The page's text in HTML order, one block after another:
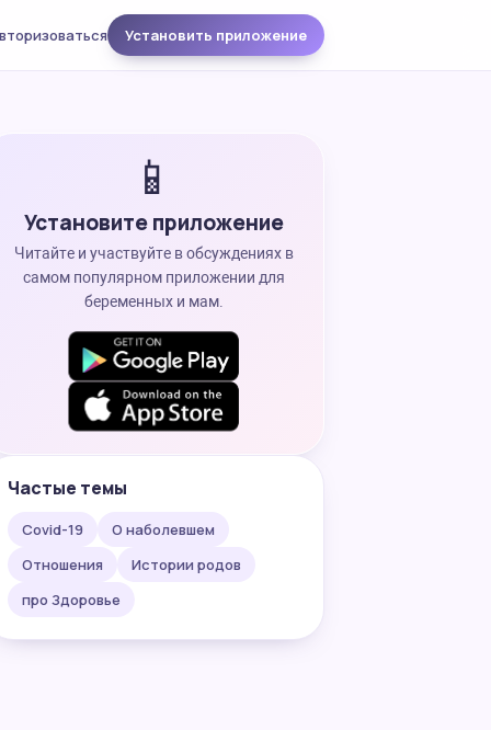
Установить приложение
📱
Установите приложение
Читайте и участвуйте в обсуждениях в
самом популярном приложении для
беременных и мам.
Частые темы
Covid-19
О наболевшем
Отношения
Истории родов
про Здоровье